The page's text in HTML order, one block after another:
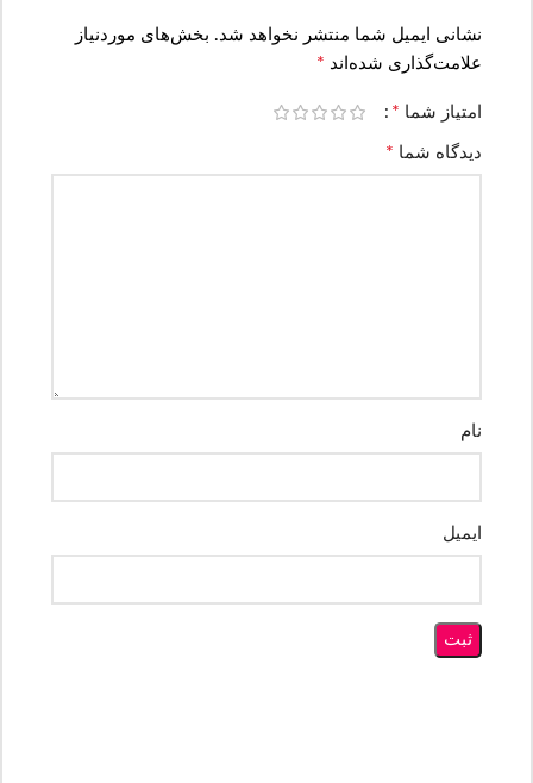
نشانی ایمیل شما منتشر نخواهد شد. بخش‌های موردنیاز
علامت‌گذاری شده‌اند *
امتیاز شما *
دیدگاه شما *
نام
ایمیل